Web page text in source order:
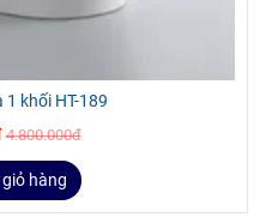
khối HT-189
4.800.000đ
hàng